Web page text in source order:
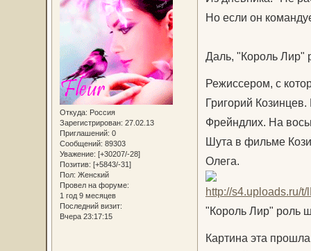
Откуда: Россия
Зарегистрирован: 27.02.13
Приглашений: 0
Сообщений: 89303
Уважение: [+30207/-28]
Позитив: [+5843/-31]
Пол: Женский
Провел на форуме:
1 год 9 месяцев
Последний визит:
Вчера 23:17:15
Но если он
Даль, "Король Лир"
Режиссером, с
Григорий
Фрейндлих. На
Шута в фильме
Олега.
"Король Лир" роль
Картина эта